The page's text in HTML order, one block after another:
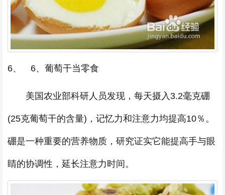
6、 6、葡萄干当零食
美国农业部科研人员发现，每天摄入3.2毫克硼
(25克葡萄干的含量)，记忆力和注意力均提高10％。
硼是一种重要的营养物质，研究证实它能提高手与眼
睛的协调性，延长注意力时间。